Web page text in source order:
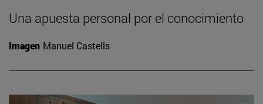
Una apuesta personal por el conocimiento
Imagen Manuel Castells